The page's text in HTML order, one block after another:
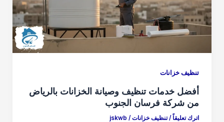
k
تنظيف خزانات
أفضل خدمات تنظيف وصيانة الخزانات بالرياض
من شركة فرسان الجنوب
اترك تعليقاً /تنظيف خزانات/
jskwb